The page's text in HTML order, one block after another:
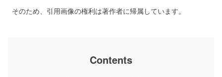
そのため、引用画像の権利は著作者に帰属しています。
Contents